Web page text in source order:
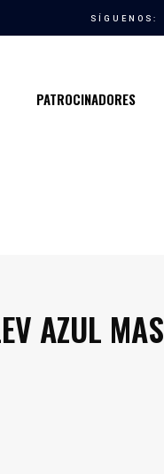
SÍGUENOS:
PATROCINADORES
AZUL MAS